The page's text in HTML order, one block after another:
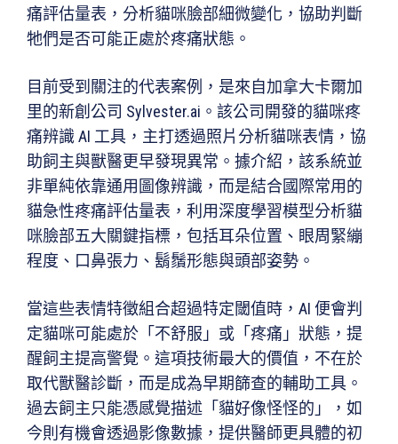
痛評估量表，分析貓咪臉部細微變化，協助判斷
牠們是否可能正處於疼痛狀態。
目前受到關注的代表案例，是來自加拿大卡爾加
里的新創公司 Sylvester.ai。該公司開發的貓咪疼
痛辨識 AI 工具，主打透過照片分析貓咪表情，協
助飼主與獸醫更早發現異常。據介紹，該系統並
非單純依靠通用圖像辨識，而是結合國際常用的
貓急性疼痛評估量表，利用深度學習模型分析貓
咪臉部五大關鍵指標，包括耳朵位置、眼周緊繃
程度、口鼻張力、鬍鬚形態與頭部姿勢。
當這些表情特徵組合超過特定閾值時，AI 便會判
定貓咪可能處於「不舒服」或「疼痛」狀態，提
醒飼主提高警覺。這項技術最大的價值，不在於
取代獸醫診斷，而是成為早期篩查的輔助工具。
過去飼主只能憑感覺描述「貓好像怪怪的」，如
今則有機會透過影像數據，提供醫師更具體的初